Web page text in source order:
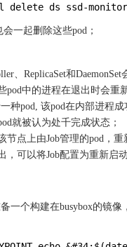
ds ssd-
会一起删除这些pod；
、ReplicaSet和
pod中的进程在退出时会重
种pod, 该pod在内部进程
就被认为处千完成状态；
节点上由Job管理的pod，重
，可以将Job配置为重新启
一个构建在busybox的镜像